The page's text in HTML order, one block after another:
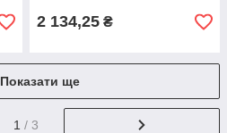
2 134,25 ₴
Показати ще
1 / 3